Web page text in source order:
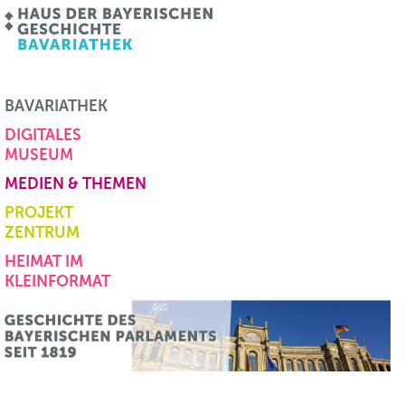
BAVARIATHEK
DIGITALES
MUSEUM
MEDIEN & THEMEN
PROJEKT
ZENTRUM
HEIMAT IM
KLEINFORMAT